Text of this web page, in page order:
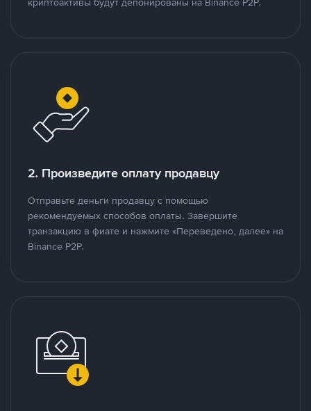
2. Произведите оплату продавцу
Отправьте деньги продавцу с помощью
рекомендуемых способов оплаты. Завершите
транзакцию в фиате и нажмите «Переведено, далее» на
Binance P2P.